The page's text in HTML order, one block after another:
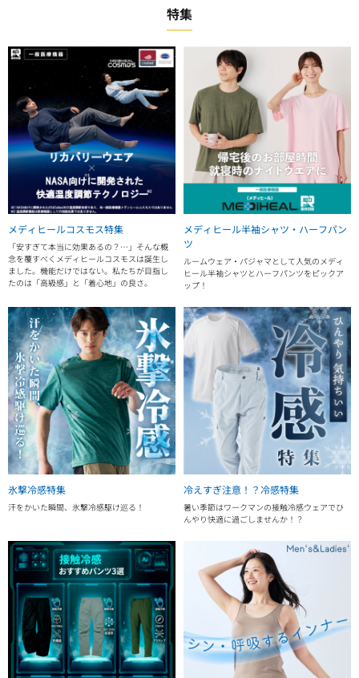
特集
メディヒールコスモス特集
「安すぎて本当に効果あるの？…」そんな概
念を覆すべくメディヒールコスモスは誕生し
ました。機能だけではない。私たちが目指し
たのは「高級感」と「着心地」の良さ。
メディヒール半袖シャツ・ハーフパン
ツ
ルームウェア・パジャマとして人気のメディ
ヒール半袖シャツとハーフパンツをピックア
ップ！
氷撃冷感特集
汗をかいた瞬間、氷撃冷感駆け巡る！
冷えすぎ注意！？冷感特集
暑い季節はワークマンの接触冷感ウェアでひ
んやり快適に過ごしませんか！？